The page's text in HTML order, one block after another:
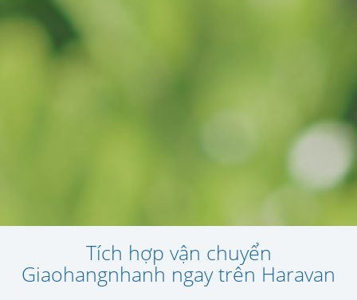
Tích hợp vận chuyển
Giaohangnhanh ngay trên Haravan